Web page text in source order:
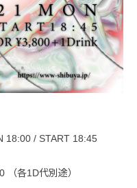
18:00 / START 18:45
（各1D代別途）